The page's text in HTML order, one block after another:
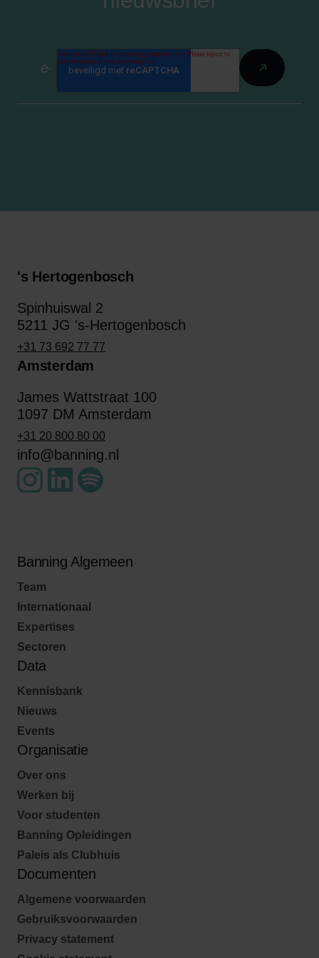
's Hertogenbosch
Spinhuiswal 2
5211 JG 's-Hertogenbosch
+31 73 692 77 77
Amsterdam
James Wattstraat 100
1097 DM Amsterdam
+31 20 800 80 00
info@banning.nl
Banning Algemeen
Team
Internationaal
Expertises
Sectoren
Data
Kennisbank
Nieuws
Events
Organisatie
Over ons
Werken bij
Voor studenten
Banning Opleidingen
Paleis als Clubhuis
Documenten
Algemene voorwaarden
Gebruiksvoorwaarden
Privacy statement